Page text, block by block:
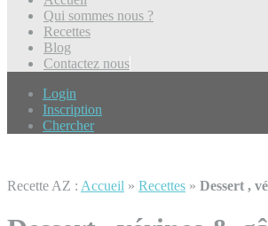
Qui sommes nous ?
Recettes
Blog
Contactez nous
Login
Inscription
Chercher
Recette AZ : Accueil » Recettes » Dessert ,